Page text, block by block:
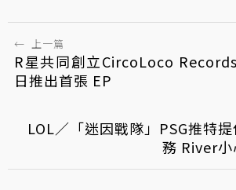
← 上一篇
R星共同創立CircoLoco
日推出首張 EP
LOL／「迷因戰隊」PSG推特
務 River小